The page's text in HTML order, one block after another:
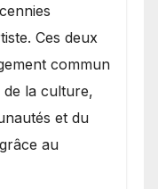
Ces deux
commun
la culture,
et du
au